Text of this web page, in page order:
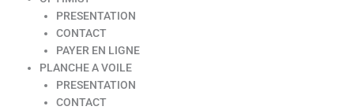
PRESENTATION
CONTACT
PAYER EN LIGNE
PLANCHE A VOILE
PRESENTATION
CONTACT